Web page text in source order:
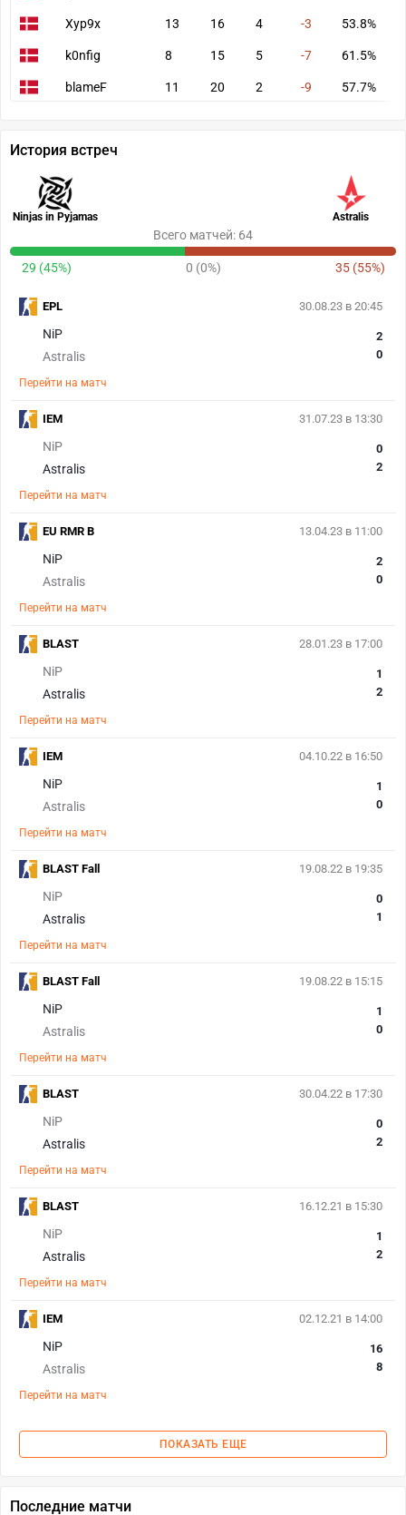
Xyp9x 13 16 4 -3 53.8%
k0nfig 8 15 5 -7 61.5%
blameF 11 20 2 -9 57.7%
История встреч
Ninjas in Pyjamas Astralis
Всего матчей: 64
29 (45%) 0 (0%) 35 (55%)
30.08.23 в 20:45
NiP
Astralis
2
0
Перейти на матч
EPL
31.07.23 в 13:30
NiP
Astralis
0
2
Перейти на матч
IEM
13.04.23 в 11:00
NiP
Astralis
2
0
Перейти на матч
EU RMR B
28.01.23 в 17:00
NiP
Astralis
1
2
Перейти на матч
BLAST
04.10.22 в 16:50
NiP
Astralis
1
0
Перейти на матч
IEM
19.08.22 в 19:35
NiP
Astralis
0
1
Перейти на матч
BLAST Fall
19.08.22 в 15:15
NiP
Astralis
1
0
Перейти на матч
BLAST Fall
30.04.22 в 17:30
NiP
Astralis
0
2
Перейти на матч
BLAST
16.12.21 в 15:30
NiP
Astralis
1
2
Перейти на матч
BLAST
02.12.21 в 14:00
NiP
Astralis
16
8
Перейти на матч
IEM
ПОКАЗАТЬ ЕЩЕ
Последние матчи